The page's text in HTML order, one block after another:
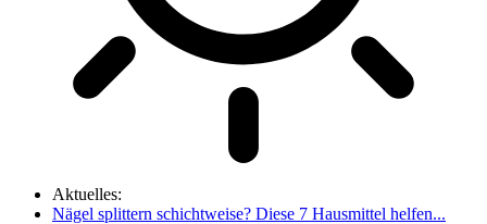
Aktuelles:
Nägel splittern schichtweise? Diese 7 Hausmittel helfen...